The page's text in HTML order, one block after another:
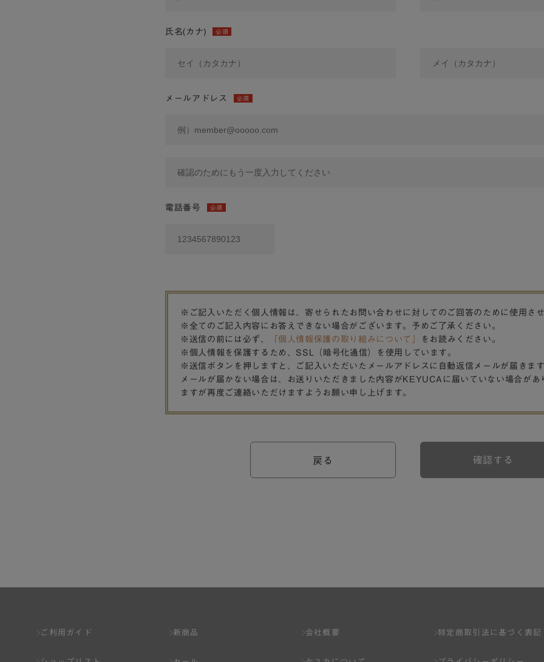
氏名(カナ) 必須
メールアドレス 必須
電話番号 必須
※ご記入いただく個人情報は、寄せられたお問い合わせに対してのご回答のために使用さ
※全てのご記入内容にお答えできない場合がございます。予めご了承ください。
※送信の前には必ず、
「個人情報保護の取り組みについて」
をお読みください。
※個人情報を保護するため、SSL（暗号化通信）を使用しています。
※送信ボタンを押しますと、ご記入いただいたメールアドレスに自動返信メールが届きま
メールが届かない場合は、お送りいただきました内容がKEYUCAに届いていない場合があ
ますが再度ご連絡いただけますようお願い申し上げます。
戻る 確認する
ご利用ガイド 新商品 会社概要 特定商取引法に基づく表記